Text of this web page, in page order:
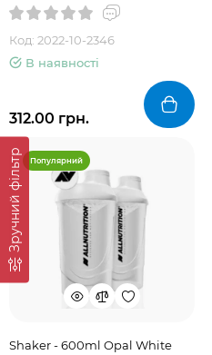
Зручний фільтр
Код: 2022-10-2346
В наявності
312.00 грн.
Популярний
Shaker - 600ml Opal White